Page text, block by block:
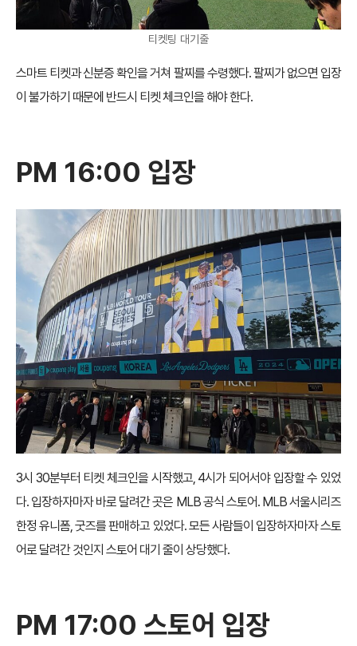
티켓팅 대기줄
스마트 티켓과 신분증 확인을 거쳐 팔찌를 수령했다. 팔찌가 없으면 입장
이 불가하기 때문에 반드시 티켓 체크인을 해야 한다.
PM 16:00 입장
3시 30분부터 티켓 체크인을 시작했고, 4시가 되어서야 입장할 수 있었
다. 입장하자마자 바로 달려간 곳은 MLB 공식 스토어. MLB 서울시리즈
한정 유니폼, 굿즈를 판매하고 있었다. 모든 사람들이 입장하자마자 스토
어로 달려간 것인지 스토어 대기 줄이 상당했다.
PM 17:00 스토어 입장